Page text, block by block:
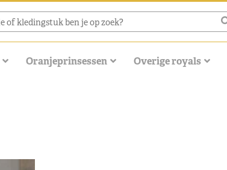
Oranjeprinsessen Overige royals